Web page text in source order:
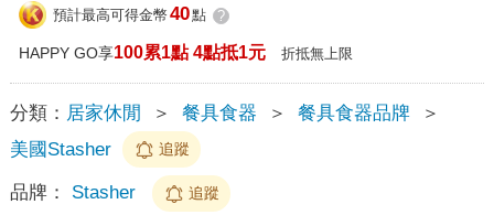
預計最高可得金幣 40點 ?
HAPPY GO享100累1點 4點抵1元 折抵無上限
分類： 居家休閒 ＞ 餐具食器 ＞ 餐具食器品牌
＞
美國Stasher
追蹤
品牌： Stasher 追蹤